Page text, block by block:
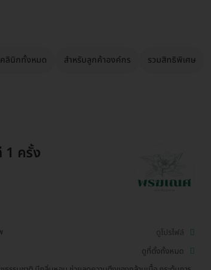
ลินิกทั้งหมด สำหรับลูกค้าองค์กร รวมสิทธิพิเศษ
1 ครั้ง
ดูโปรไฟล์
ดูที่ตั้งทั้งหมด